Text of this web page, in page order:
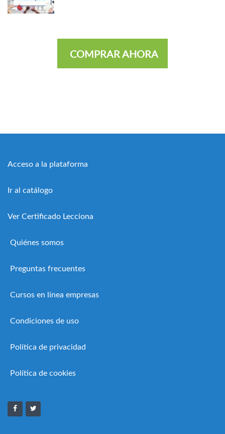
COMPRAR AHORA
Acceso a la plataforma
Ir al catálogo
Ver Certificado Lecciona
Quiénes somos
Preguntas frecuentes
Cursos en línea empresas
Condiciones de uso
Política de privacidad
Política de cookies